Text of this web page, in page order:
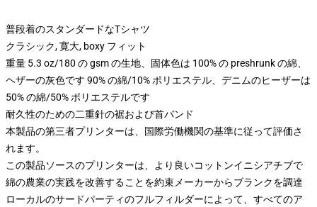
普段着のスタンダードなTシャツ
クラシック, 寛大, boxy フィット
重量 5.3 oz/180 の gsm の生地、固体色は 100% の preshrunk の綿、
ヘザーの灰色です 90% の綿/10% ポリエステル、デニムのヒーザーは
50% の綿/50% ポリエステルです
耐久性のための二重針の裾および首バンド
本製品の第三者プリンターは、国際労働機関の基準に従って評価さ
れます。
この製品ソースのプリンターは、より良いコットンイニシアチブで
綿の農業の実践を改善することを約束メーカーからブランクを調達
ローカルのサードパーティのフルフィルダーによって、すべてのア